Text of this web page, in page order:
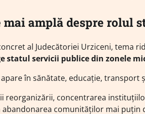
mai amplă despre rolul
al Judecătoriei Urziceni, tema
statul servicii publice din zonele
în sănătate, educație, transport
reorganizării, concentrarea
abandonarea comunităților mai puțin